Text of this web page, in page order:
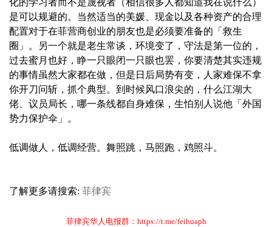
化的学习者而不是蔑视者（相信很多人都知道我在说什么）
是可以规避的。当然适当的美媛、现金以及各种资产的合理
配置对于在菲营商创业的朋友也是必须要准备的「救生
圈」。另一个就是老生常谈，环境变了，守法是第一位的，
过去蜜月也好，睁一只眼闭一只眼也罢，你要清楚其实违规
的事情虽然大家都在做，但是日后局势有变，人家难保不拿
你开刀问斩，抓个典型。到时候风口浪尖的，什么江湖大
佬、议员局长，哪一条线都自身难保，生怕别人说他「外国
势力保护伞」。
低调做人，低调经营。舞照跳，马照跑，鸡照斗。
了解更多请搜索: 菲律宾
菲律宾华人电报群：https://t.me/feihuaph